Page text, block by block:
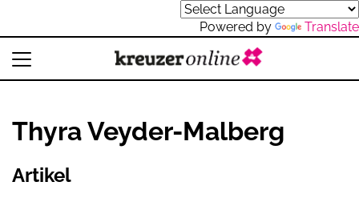
Powered by Translate
Thyra Veyder-Malberg
Artikel